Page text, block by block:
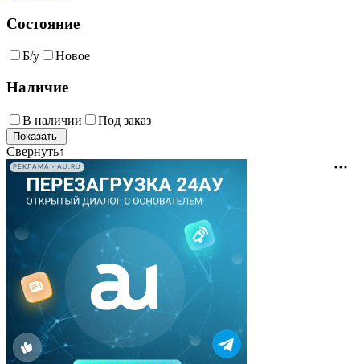
Состояние
Б/у Новое
Наличие
В наличии Под заказ
Свернуть↑
РЕКЛАМА • AU.RU